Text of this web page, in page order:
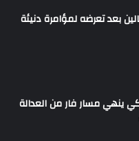
بعد تعرضه لمؤامرة دنيئة
ينهي مسار فار من العدالة